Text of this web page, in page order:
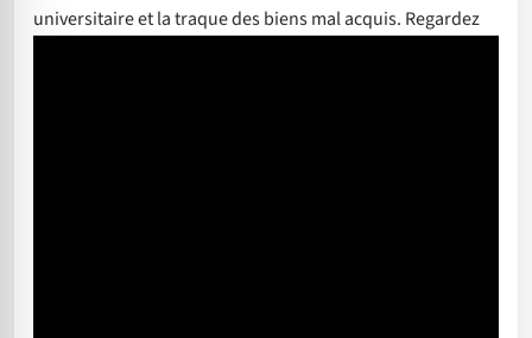
universitaire et la traque des biens mal acquis. Regardez